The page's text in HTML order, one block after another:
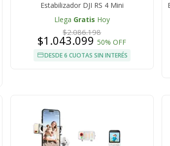
Estabilizador DJI RS 4 Mini
Llega Gratis Hoy
$2.086.198
$1.043.09950% OFF
DESDE 6 CUOTAS SIN INTERÉS